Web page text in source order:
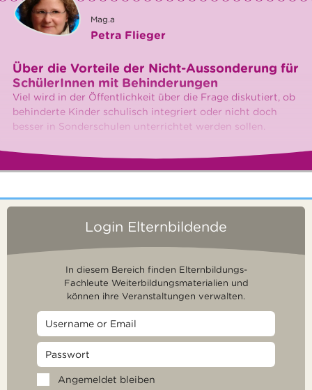
Mag.a
Petra Flieger
Über die Vorteile der Nicht-Aussonderung für
SchülerInnen mit Behinderungen
Viel wird in der Öffentlichkeit über die Frage diskutiert, ob
behinderte Kinder schulisch integriert oder nicht doch
besser in Sonderschulen unterrichtet werden sollen.
Login Elternbildende
In diesem Bereich finden Elternbildungs-
Fachleute Weiterbildungsmaterialien und
können ihre Veranstaltungen verwalten.
Angemeldet bleiben